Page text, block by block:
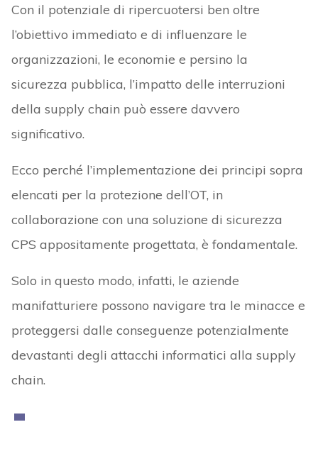
Con il potenziale di ripercuotersi ben oltre
l’obiettivo immediato e di influenzare le
organizzazioni, le economie e persino la
sicurezza pubblica, l’impatto delle interruzioni
della supply chain può essere davvero
significativo.
Ecco perché l’implementazione dei principi sopra
elencati per la protezione dell’OT, in
collaborazione con una soluzione di sicurezza
CPS appositamente progettata, è fondamentale.
Solo in questo modo, infatti, le aziende
manifatturiere possono navigare tra le minacce e
proteggersi dalle conseguenze potenzialmente
devastanti degli attacchi informatici alla supply
chain.